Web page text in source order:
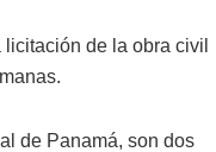
de la obra civil
de Panamá, son dos